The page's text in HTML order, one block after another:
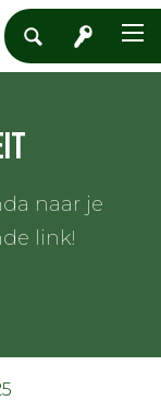
naar je
link!